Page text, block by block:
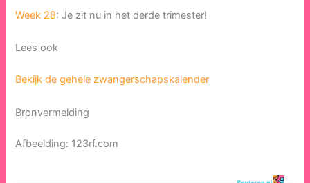
Week 28: Je zit nu in het derde trimester!
Lees ook
Bekijk de gehele zwangerschapskalender
Bronvermelding
Afbeelding: 123rf.com